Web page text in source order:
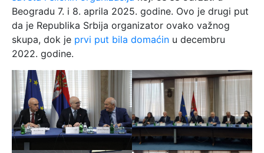
Beogradu 7. i 8. aprila 2025. godine. Ovo je drugi put
da je Republika Srbija organizator ovako važnog
skupa, dok je prvi put bila domaćin u decembru
2022. godine.